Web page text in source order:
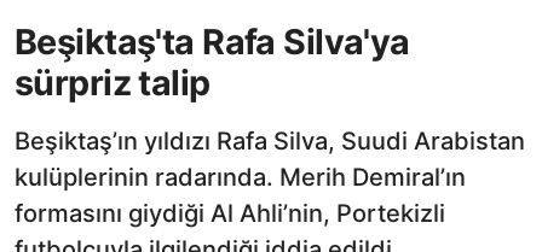
Beşiktaş'ta Rafa Silva'ya
sürpriz talip
Beşiktaş’ın yıldızı Rafa Silva, Suudi Arabistan
kulüplerinin radarında. Merih Demiral’ın
formasını giydiği Al Ahli’nin, Portekizli